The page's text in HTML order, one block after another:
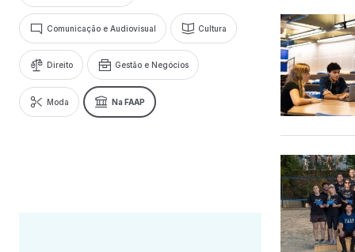
Comunicação e Audiovisual Cultura
Direito Gestão e Negócios
Moda Na FAAP